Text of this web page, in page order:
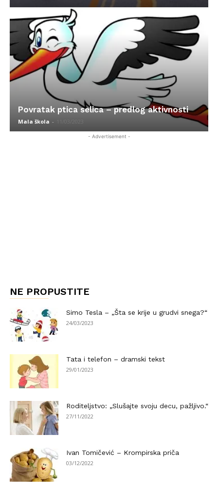
Povratak ptica selica – predlog aktivnosti
Mala škola - 11/03/2023
- Advertisement -
NE PROPUSTITE
Simo Tesla – „Šta se krije u grudvi snega?“
24/03/2023
Tata i telefon – dramski tekst
29/01/2023
Roditeljstvo: „Slušajte svoju decu, pažljivo.“
27/11/2022
Ivan Tomičević – Krompirska priča
03/12/2022